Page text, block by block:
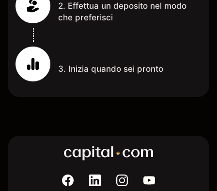
2. Effettua un deposito nel modo
che preferisci
3. Inizia quando sei pronto